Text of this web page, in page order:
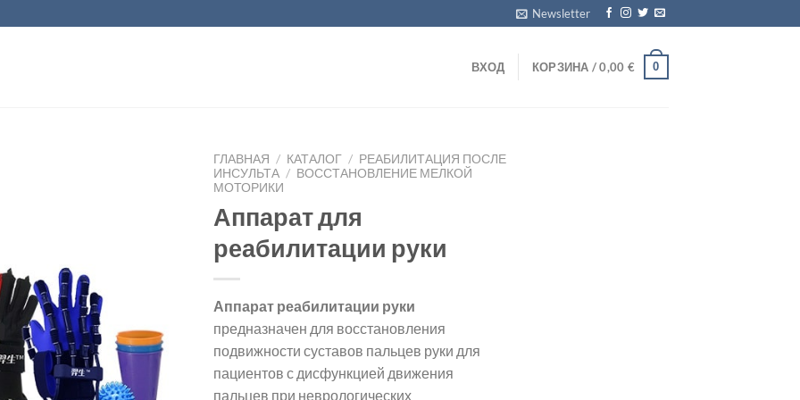
Newsletter
ВХОД КОРЗИНА /0,00 € 0
ГЛАВНАЯ / КАТАЛОГ / РЕАБИЛИТАЦИЯ ПОСЛЕ
ИНСУЛЬТА / ВОССТАНОВЛЕНИЕ МЕЛКОЙ
МОТОРИКИ
Аппарат для
реабилитации руки
Аппарат реабилитации руки
предназначен для восстановления
подвижности суставов пальцев руки для
пациентов с дисфункцией движения
пальцев при неврологических